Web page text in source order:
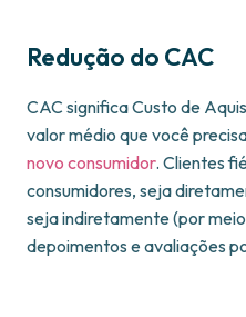
Redução do CAC
CAC significa Custo de
valor médio que você
novo consumidor. Clientes
consumidores, seja
seja indiretamente (por
depoimentos e avaliações